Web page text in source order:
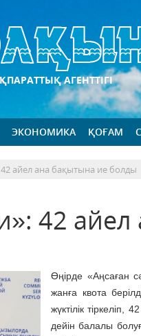
АГЕНТТІГІ
ЭКОНОМИКА ҚОҒАМ
42 айел ана бақытына ие болды
42
Өңірде «Аңсаған
жанға квота
жүктілік
дейін балалы